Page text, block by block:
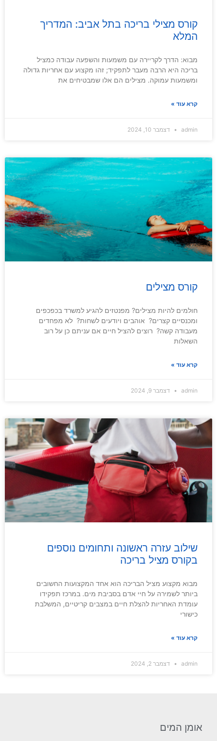
קורס מצילי בריכה בתל אביב: המדריך
המלא
מבוא: הדרך לקריירה עם משמעות והשפעה עבודה כמציל
בריכה היא הרבה מעבר לתפקיד; זהו מקצוע עם אחריות גדולה
ומשמעות עמוקה. מצילים הם אלו שמבטיחים את
קרא עוד »
admin דצמבר 10, 2024
קורס מצילים
חולמים להיות מצילים? מפנטזים להגיע למשרד בכפכפים
ומכנסיים קצרים? אוהבים ויודעים לשחות? לא מפחדים
מעבודה קשה? רוצים להציל חיים אם עניתם כן על רוב
השאלות
קרא עוד »
admin דצמבר 9, 2024
שילוב עזרה ראשונה ותחומים נוספים
בקורס מציל בריכה
מבוא מקצוע מציל הבריכה הוא אחד המקצועות החשובים
ביותר לשמירה על חיי אדם בסביבת מים. במרכז תפקידו
עומדת האחריות להצלת חיים במצבים קריטיים, המשלבת
כישורי
קרא עוד »
admin דצמבר 2, 2024
אומן המים